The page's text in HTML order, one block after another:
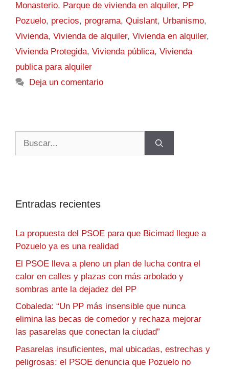
Monasterio, Parque de vivienda en alquiler, PP
Pozuelo, precios, programa, Quislant, Urbanismo,
Vivienda, Vivienda de alquiler, Vivienda en alquiler,
Vivienda Protegida, Vivienda pública, Vivienda
publica para alquiler
Deja un comentario
Entradas recientes
La propuesta del PSOE para que Bicimad llegue a
Pozuelo ya es una realidad
El PSOE lleva a pleno un plan de lucha contra el
calor en calles y plazas con más arbolado y
sombras ante la dejadez del PP
Cobaleda: “Un PP más insensible que nunca
elimina las becas de comedor y rechaza mejorar
las pasarelas que conectan la ciudad”
Pasarelas insuficientes, mal ubicadas, estrechas y
peligrosas: el PSOE denuncia que Pozuelo no